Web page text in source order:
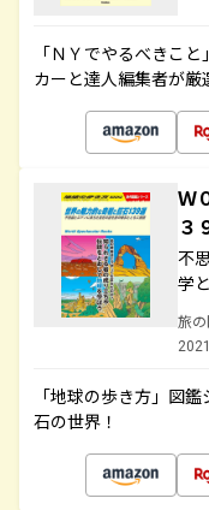
「ＮＹでやるべきこ
カーと達人編集者が
Ｗ
３
不
学
旅
「地球の歩き方」図
石の世界！